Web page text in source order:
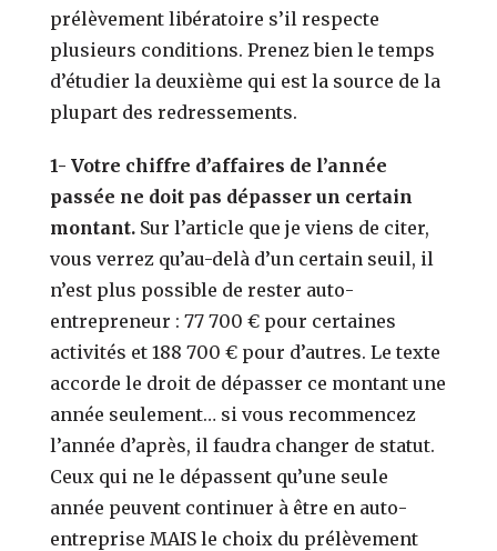
prélèvement libératoire s’il respecte
plusieurs conditions. Prenez bien le temps
d’étudier la deuxième qui est la source de la
plupart des redressements.
1- Votre chiffre d’affaires de l’année
passée ne doit pas dépasser un certain
montant. Sur l’article que je viens de citer,
vous verrez qu’au-delà d’un certain seuil, il
n’est plus possible de rester auto-
entrepreneur : 77 700 € pour certaines
activités et 188 700 € pour d’autres. Le texte
accorde le droit de dépasser ce montant une
année seulement… si vous recommencez
l’année d’après, il faudra changer de statut.
Ceux qui ne le dépassent qu’une seule
année peuvent continuer à être en auto-
entreprise MAIS le choix du prélèvement